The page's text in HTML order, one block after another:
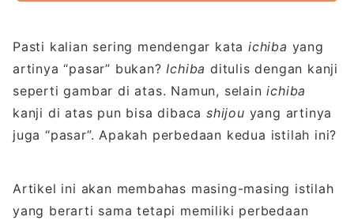
Pasti kalian sering mendengar kata ichiba yang
artinya “pasar” bukan?Ichibaditulis dengan kanji
seperti gambar di atas. Namun, selainichiba
kanji di atas pun bisa dibacashijou yang artinya
juga “pasar”. Apakah perbedaan kedua istilah ini?
Artikel ini akan membahas masing-masing istilah
yang berarti sama tetapi memiliki perbedaan